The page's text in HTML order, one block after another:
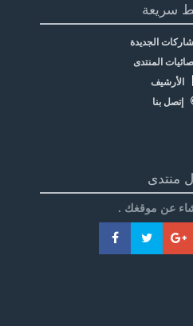
سريعة
الجديدة
المنتدى
الأرشيف
إتصل بنا
منتدى
عن موقغك .